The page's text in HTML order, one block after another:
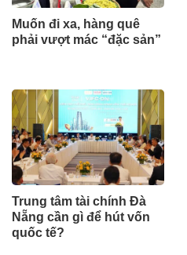
Muốn đi xa, hàng quê
phải vượt mác “đặc sản”
Trung tâm tài chính Đà
Nẵng cần gì để hút vốn
quốc tế?